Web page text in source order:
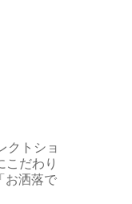
クトショ
こだわり
お洒落で